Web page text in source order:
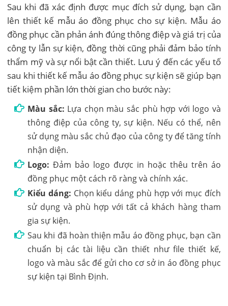
Sau khi đã xác định được mục đích sử dụng, bạn cần
lên thiết kế mẫu áo đồng phục cho sự kiện. Mẫu áo
đồng phục cần phản ánh đúng thông điệp và giá trị của
công ty lẫn sự kiện, đồng thời cũng phải đảm bảo tính
thẩm mỹ và sự nổi bật cần thiết. Lưu ý đến các yếu tố
sau khi thiết kế mẫu áo đồng phục sự kiện sẽ giúp bạn
tiết kiệm phần lớn thời gian cho bước này:
Màu sắc: Lựa chọn màu sắc phù hợp với logo và
thông điệp của công ty, sự kiện. Nếu có thể, nên
sử dụng màu sắc chủ đạo của công ty để tăng tính
nhận diện.
Logo: Đảm bảo logo được in hoặc thêu trên áo
đồng phục một cách rõ ràng và chính xác.
Kiểu dáng: Chọn kiểu dáng phù hợp với mục đích
sử dụng và phù hợp với tất cả khách hàng tham
gia sự kiện.
Sau khi đã hoàn thiện mẫu áo đồng phục, bạn cần
chuẩn bị các tài liệu cần thiết như file thiết kế,
logo và màu sắc để gửi cho cơ sở in áo đồng phục
sự kiện tại Bình Định.